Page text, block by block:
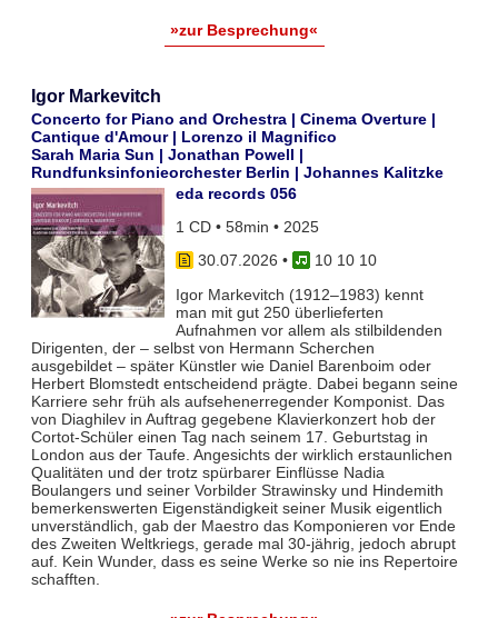
»zur Besprechung«
Igor Markevitch
Concerto for Piano and Orchestra | Cinema Overture |
Cantique d'Amour | Lorenzo il Magnifico
Sarah Maria Sun | Jonathan Powell |
Rundfunksinfonieorchester Berlin | Johannes Kalitzke
eda records 056
1 CD • 58min • 2025
30.07.2026 •
10 10 10
Igor Markevitch (1912–1983) kennt
man mit gut 250 überlieferten
Aufnahmen vor allem als stilbildenden
Dirigenten, der – selbst von Hermann Scherchen
ausgebildet – später Künstler wie Daniel Barenboim oder
Herbert Blomstedt entscheidend prägte. Dabei begann seine
Karriere sehr früh als aufsehenerregender Komponist. Das
von Diaghilev in Auftrag gegebene Klavierkonzert hob der
Cortot-Schüler einen Tag nach seinem 17. Geburtstag in
London aus der Taufe. Angesichts der wirklich erstaunlichen
Qualitäten und der trotz spürbarer Einflüsse Nadia
Boulangers und seiner Vorbilder Strawinsky und Hindemith
bemerkenswerten Eigenständigkeit seiner Musik eigentlich
unverständlich, gab der Maestro das Komponieren vor Ende
des Zweiten Weltkriegs, gerade mal 30-jährig, jedoch abrupt
auf. Kein Wunder, dass es seine Werke so nie ins Repertoire
schafften.